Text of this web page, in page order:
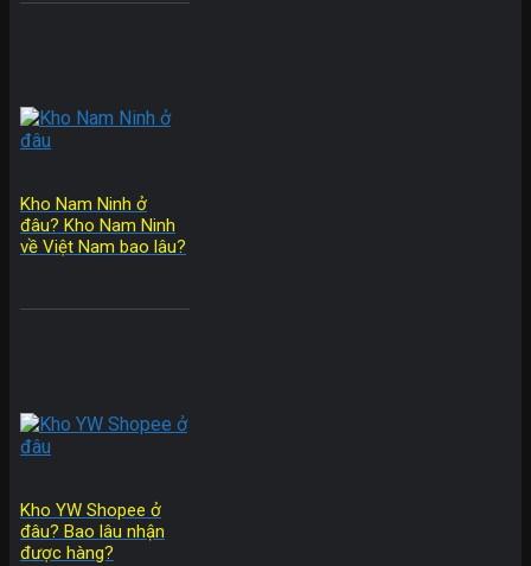
Kho Nam Ninh ở
đâu? Kho Nam Ninh
về Việt Nam bao lâu?
Kho YW Shopee ở
đâu? Bao lâu nhận
được hàng?